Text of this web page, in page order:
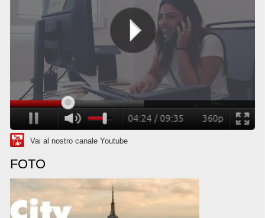
Vai al nostro canale Youtube
FOTO